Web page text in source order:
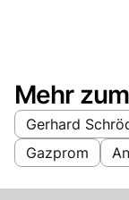
Mehr
Gerhard
Gazprom